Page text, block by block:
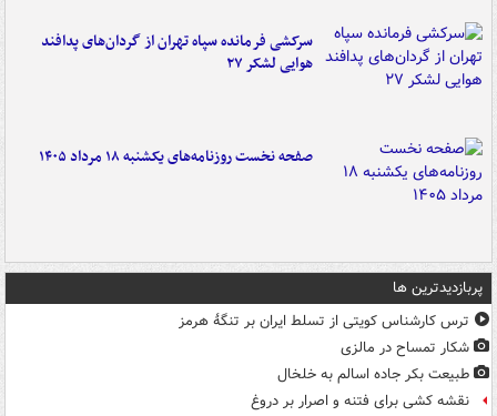
سرکشی فرمانده سپاه تهران از گردان‌های پدافند
هوایی لشکر ۲۷
صفحه نخست روزنامه‌های یکشنبه ۱۸ مرداد ۱۴۰۵
پربازدیدترین ها
ترس کارشناس کویتی از تسلط ایران بر تنگۀ هرمز
شکار تمساح در مالزی
طبیعت بکر جاده اسالم به خلخال
نقشه کشی برای فتنه و اصرار بر دروغ